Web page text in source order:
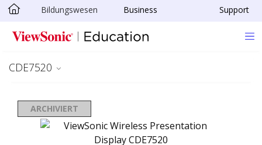
Skip to main content
Bildungswesen Business Support
CDE7520
ARCHIVIERT